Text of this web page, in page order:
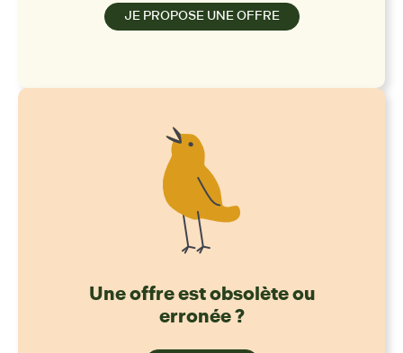
JE PROPOSE UNE OFFRE
Une offre est obsolète ou
erronée ?